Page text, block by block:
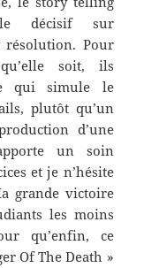
décisif sur
résolution. Pour
soit, ils
qui simule le
plutôt qu’un
d’une
un soin
et je n’hésite
grande victoire
les moins
qu’enfin, ce
Of The Death »